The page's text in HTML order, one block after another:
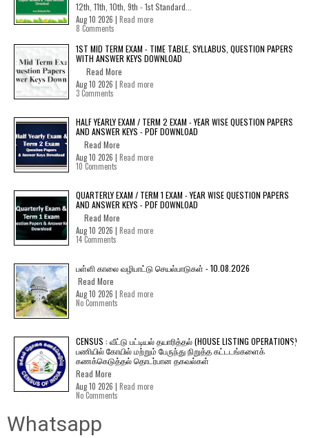
12th, 11th, 10th, 9th - 1st Standard...
Aug 10 2026 | Read more
8 Comments
1ST MID TERM EXAM - TIME TABLE, SYLLABUS, QUESTION PAPERS
WITH ANSWER KEYS DOWNLOAD
Read More
Aug 10 2026 | Read more
3 Comments
HALF YEARLY EXAM / TERM 2 EXAM - YEAR WISE QUESTION PAPERS
AND ANSWER KEYS - PDF DOWNLOAD
Read More
Aug 10 2026 | Read more
10 Comments
QUARTERLY EXAM / TERM 1 EXAM - YEAR WISE QUESTION PAPERS
AND ANSWER KEYS - PDF DOWNLOAD
Read More
Aug 10 2026 | Read more
14 Comments
பள்ளி காலை வழிபாட்டு செயல்பாடுகள் - 10.08.2026
Read More
Aug 10 2026 | Read more
No Comments
CENSUS : வீட்டு பட்டியல் தயாரித்தல் (HOUSE LISTING OPERATIONS)
பணியில் கோயில் மற்றும் பேருந்து நிறுத்த கட்டடங்களைக்
கணக்கெடுத்தல் தொடர்பான தகவல்கள்
Read More
Aug 10 2026 | Read more
No Comments
Whatsapp